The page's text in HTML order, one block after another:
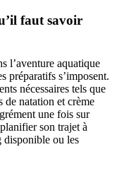
faut savoir
l’aventure aquatique
préparatifs s’imposent.
nécessaires tels que
de natation et crème
une fois sur
son trajet à
disponible ou les